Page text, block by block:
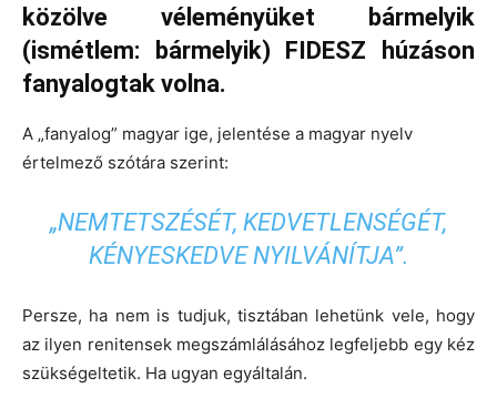
közölve véleményüket bármelyik
(ismétlem: bármelyik) FIDESZ húzáson
fanyalogtak volna.
A „fanyalog” magyar ige, jelentése a magyar nyelv
értelmező szótára szerint:
„NEMTETSZÉSÉT, KEDVETLENSÉGÉT,
KÉNYESKEDVE NYILVÁNÍTJA”.
Persze, ha nem is tudjuk, tisztában lehetünk vele, hogy
az ilyen renitensek megszámlálásához legfeljebb egy kéz
szükségeltetik. Ha ugyan egyáltalán.